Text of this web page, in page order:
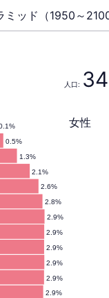
ッド（1950～2100
人口:
2.9%
2.9%
2.9%
2.9%
2.9%
2.9%
2.8%
2.6%
2.1%
1.3%
0.5%
女性